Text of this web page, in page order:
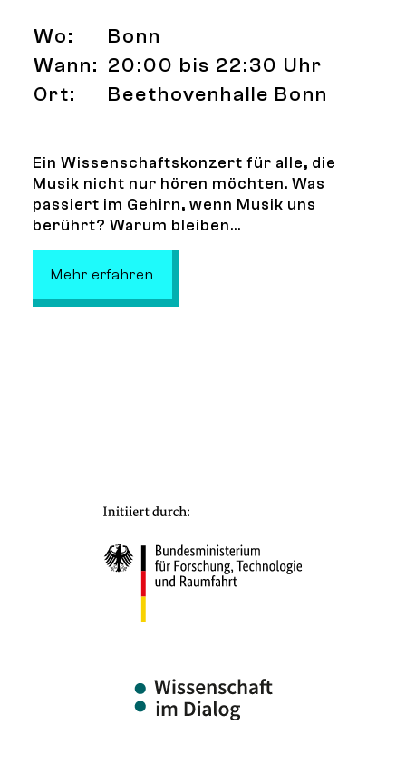
Wo:
Bonn
Wann: 20:00 bis 22:30 Uhr
Ort:
Beethovenhalle Bonn
Ein Wissenschaftskonzert für alle, die
Musik nicht nur hören möchten. Was
passiert im Gehirn, wenn Musik uns
berührt? Warum bleiben...
Mehr erfahren